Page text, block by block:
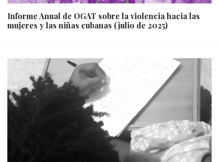
Informe Anual de OGAT sobre la violencia hacia las
mujeres y las niñas cubanas (julio de 2025)